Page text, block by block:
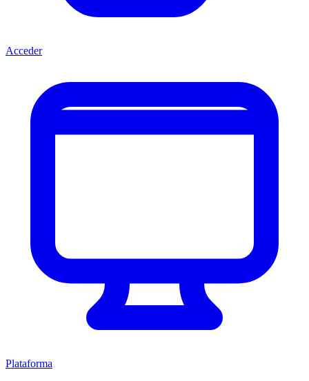
Acceder
Plataforma